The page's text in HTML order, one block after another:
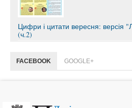
Цифри і цитати вересня: версія
(ч.2)
FACEBOOK GOOGLE+